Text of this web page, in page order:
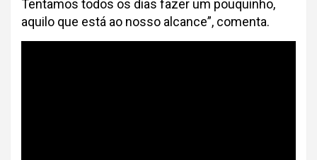
Tentamos todos os dias fazer um pouquinho,
aquilo que está ao nosso alcance”, comenta.